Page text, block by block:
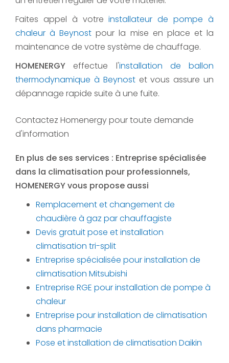
Faites appel à votreinstallateur de pompe à
chaleur à Beynost pour la mise en place et la
maintenance de votre système de chauffage.
HOMENERGY effectue l'installation de ballon
thermodynamique à Beynostet vous assure un
dépannage rapide suite à une fuite.
Contactez Homenergy pour toute demande
d'information
En plus de ses services : Entreprise spécialisée
dans la climatisation pour professionnels,
HOMENERGY vous propose aussi
Remplacement et changement de
chaudière à gaz par chauffagiste
Devis gratuit pose et installation
climatisation tri-split
Entreprise spécialisée pour installation de
climatisation Mitsubishi
Entreprise RGE pour installation de pompe à
chaleur
Entreprise pour installation de climatisation
dans pharmacie
Pose et installation de climatisation Daikin